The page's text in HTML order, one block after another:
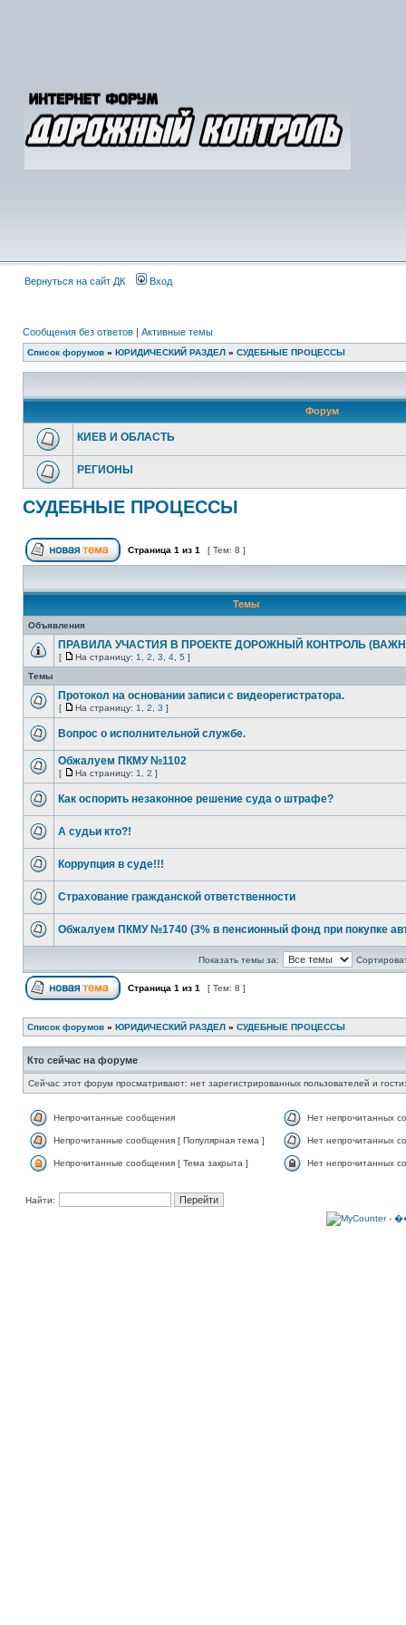
Вернуться на сайт ДК Вход
Сообщения без ответов | Активные темы
Список форумов » ЮРИДИЧЕСКИЙ РАЗДЕЛ » СУДЕБНЫЕ ПРОЦЕССЫ
Форум
КИЕВ И ОБЛАСТЬ
РЕГИОНЫ
СУДЕБНЫЕ ПРОЦЕССЫ
Страница 1 из 1 [ Тем: 8 ]
Темы
Объявления
ПРАВИЛА УЧАСТИЯ В ПРОЕКТЕ ДОРОЖНЫЙ КОНТРОЛЬ
[ На страницу: 1 2 3 4 5 ]
Темы
Протокол на основании записи с видеорегистратора.
[ На страницу: 1 2 3 ]
Вопрос о исполнительной службе.
Обжалуем ПКМУ №1102
[ На страницу: 1 2 ]
Как оспорить незаконное решение суда о штрафе?
А судьи кто?!
Коррупция в суде!!!
Страхование гражданской ответственности
Обжалуем ПКМУ №1740 (3% в пенсионный фонд при покупке
Показать темы за:
Страница 1 из 1 [ Тем: 8 ]
Список форумов » ЮРИДИЧЕСКИЙ РАЗДЕЛ » СУДЕБНЫЕ ПРОЦЕССЫ
Кто сейчас на форуме
Сейчас этот форум просматривают: нет зарегистрированных пользователей и
Непрочитанные сообщения Нет непрочитанных
Непрочитанные сообщения [ Популярная тема ] Нет непрочитанных
Непрочитанные сообщения [ Тема закрыта ] Нет непрочитанных
Найти: